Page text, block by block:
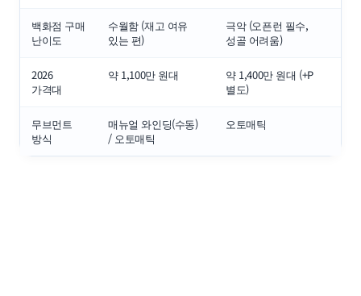
백화점 구매
난이도
수월함 (재고 여유
있는 편)
극악 (오픈런 필수,
성골 어려움)
2026
가격대
약 1,100만 원대
약 1,400만 원대 (+P
별도)
무브먼트
방식
매뉴얼 와인딩(수동)
/ 오토매틱
오토매틱